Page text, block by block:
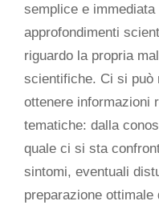
semplice e
approfondimenti
riguardo la propria
scientifiche. Ci si può
ottenere informazioni
tematiche: dalla
quale ci si sta
sintomi, eventuali
preparazione